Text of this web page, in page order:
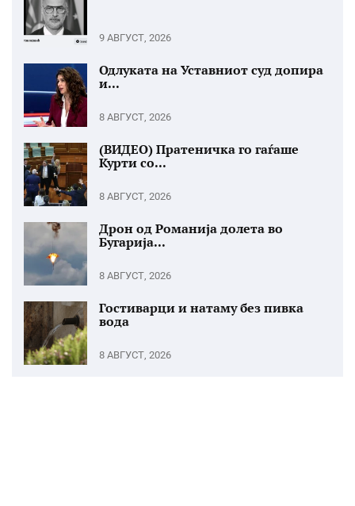
9 АВГУСТ, 2026
Одлуката на Уставниот суд допира
и...
8 АВГУСТ, 2026
(ВИДЕО) Пратеничка го гаѓаше
Курти со...
8 АВГУСТ, 2026
Дрон од Романија долета во
Бугарија...
8 АВГУСТ, 2026
Гостиварци и натаму без пивка
вода
8 АВГУСТ, 2026